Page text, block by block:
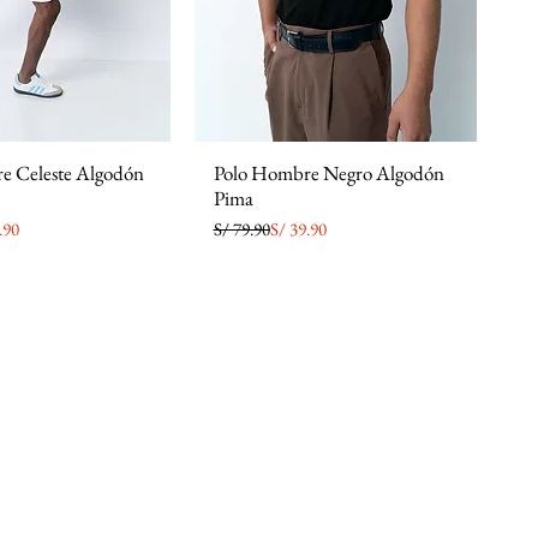
Celeste Algodón
Polo Hombre Negro Algodón
Pima
Precio
S/ 79.90
Precio de oferta
S/ 39.90